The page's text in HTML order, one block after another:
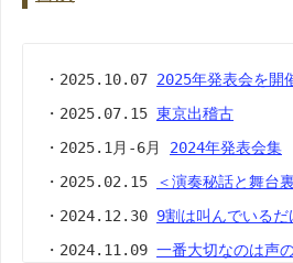
・2025.10.07 2025年発表会を開
・2025.07.15 東京出稽古
・2025.1月-6月 2024年発表会集
・2025.02.15
＜演奏秘話と舞台
・2024.12.30 9割は叫んでいるだ
・2024.11.09 一番大切なのは声